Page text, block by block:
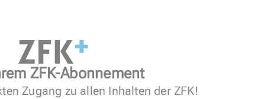
ZFK-Abonnement
Zugang zu allen Inhalten der ZFK!